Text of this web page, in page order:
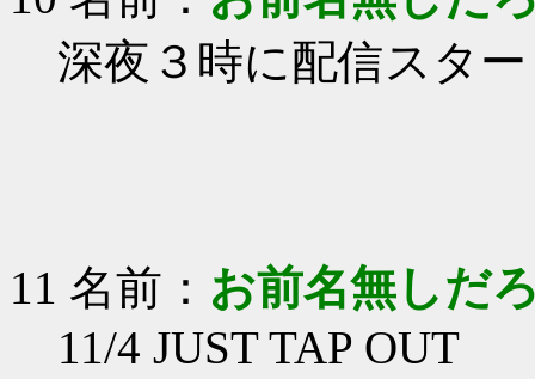
深夜３時に配信スタ
11 名前： お前名無しだ
11/4 JUST TAP OUT